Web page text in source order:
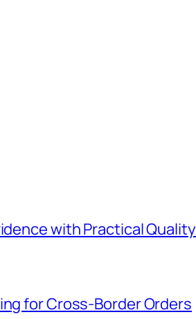
with Practical
for Cross-Border Orders